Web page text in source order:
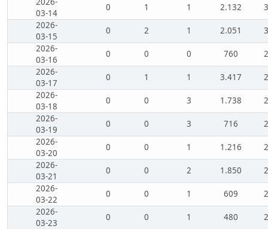
03-14
0 1 1 2.132
2026-
03-15
0 2 1 2.051
2026-
03-16
0 0 0 760
2026-
03-17
0 1 1 3.417
2026-
03-18
0 0 3 1.738
2026-
03-19
0 0 3 716
2026-
03-20
0 0 1 1.216
2026-
03-21
0 0 2 1.850
2026-
03-22
0 0 1 609
2026-
03-23
0 0 1 480